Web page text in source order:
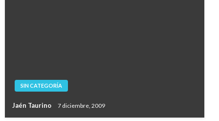
SIN CATEGORÍA
Jaén Taurino 7 diciembre, 2009